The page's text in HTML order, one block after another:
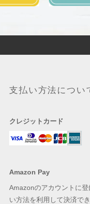
支払い方法につい
クレジットカード
Amazon Pay
Amazonのアカウントに
い方法を利用して決済で